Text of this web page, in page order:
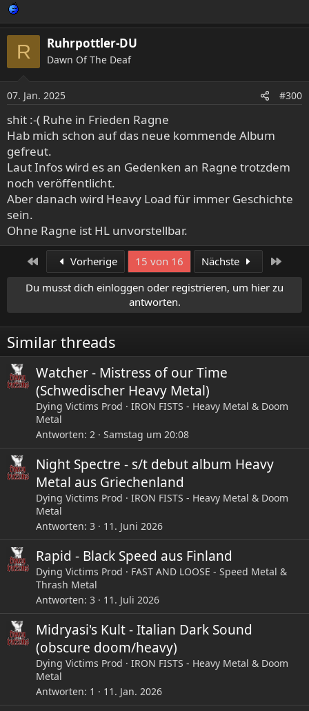
R Ruhrpottler-DU
Dawn Of The Deaf
07. Jan. 2025 #300
shit :-( Ruhe in Frieden Ragne
Hab mich schon auf das neue kommende Album
gefreut.
Laut Infos wird es an Gedenken an Ragne trotzdem
noch veröffentlicht.
Aber danach wird Heavy Load für immer Geschichte
sein.
Ohne Ragne ist HL unvorstellbar.
Erste Vorherige 15 von 16 Nächste
Du musst dich einloggen oder registrieren, um hier zu
antworten.
Similar threads
Watcher - Mistress of our Time
(Schwedischer Heavy Metal)
Dying Victims Prod
IRON FISTS - Heavy Metal & Doom
Metal
Antworten 2 Samstag um 20:08
Night Spectre - s/t debut album Heavy
Metal aus Griechenland
Dying Victims Prod
IRON FISTS - Heavy Metal & Doom
Metal
Antworten 3 11. Juni 2026
Rapid - Black Speed aus Finland
Dying Victims Prod
FAST AND LOOSE - Speed Metal &
Thrash Metal
Antworten 3 11. Juli 2026
Midryasi's Kult - Italian Dark Sound
(obscure doom/heavy)
Dying Victims Prod
IRON FISTS - Heavy Metal & Doom
Metal
Antworten 1 11. Jan. 2026